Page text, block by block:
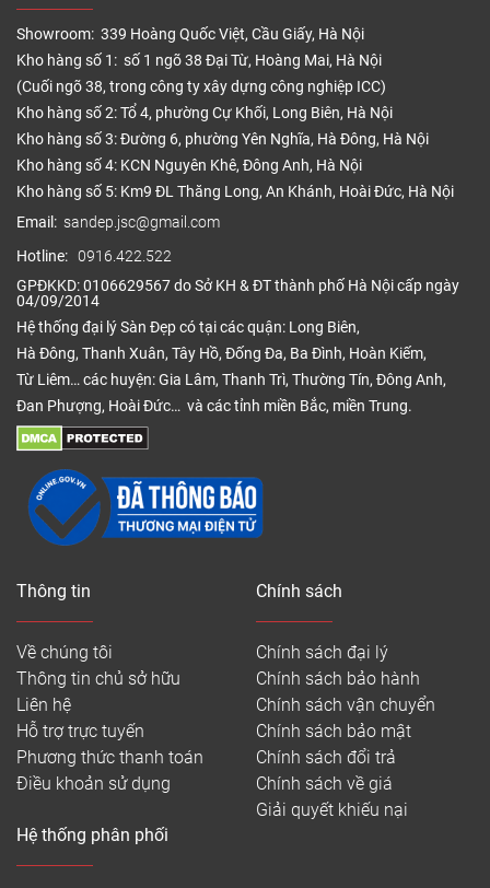
Showroom: 339 Hoàng Quốc Việt, Cầu Giấy, Hà Nội
Kho hàng số 1: số 1 ngõ 38 Đại Từ, Hoàng Mai, Hà Nội
(Cuối ngõ 38, trong công ty xây dựng công nghiệp ICC)
Kho hàng số 2: Tổ 4, phường Cự Khối, Long Biên, Hà Nội
Kho hàng số 3: Đường 6, phường Yên Nghĩa, Hà Đông, Hà Nội
Kho hàng số 4: KCN Nguyên Khê, Đông Anh, Hà Nội
Kho hàng số 5: Km9 ĐL Thăng Long, An Khánh, Hoài Đức, Hà Nội
Email: sandep.jsc@gmail.com
Hotline: 0916.422.522
GPĐKKD: 0106629567 do Sở KH & ĐT thành phố Hà Nội cấp ngày
04/09/2014
Hệ thống đại lý Sàn Đẹp có tại các quận: Long Biên,
Hà Đông, Thanh Xuân, Tây Hồ, Đống Đa, Ba Đình, Hoàn Kiếm,
Từ Liêm… các huyện: Gia Lâm, Thanh Trì, Thường Tín, Đông Anh,
Đan Phượng, Hoài Đức… và các tỉnh miền Bắc, miền Trung.
Thông tin
Về chúng tôi
Thông tin chủ sở hữu
Liên hệ
Hỗ trợ trực tuyến
Phương thức thanh toán
Điều khoản sử dụng
Chính sách
Chính sách đại lý
Chính sách bảo hành
Chính sách vận chuyển
Chính sách bảo mật
Chính sách đổi trả
Chính sách về giá
Giải quyết khiếu nại
Hệ thống phân phối